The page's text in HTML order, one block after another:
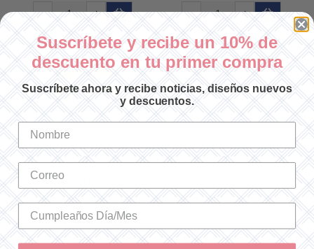
- + - +
HILO DIAMANT GRANDE G3821
Cantidad utilizada: 1
SKU: 381G3821
$104.00 MXN
- +
Suscríbete y recibe un 10% de
descuento en tu primer compra
Suscríbete ahora y recibe noticias, diseños nuevos
y descuentos.